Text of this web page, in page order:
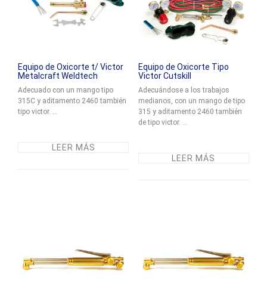
Equipo de Oxicorte t/ Victor
Metalcraft Weldtech
Adecuado con un mango tipo
315C y aditamento 2460 también
tipo victor. ...
LEER MÁS
Equipo de Oxicorte Tipo
Victor Cutskill
Adecuándose a los trabajos
medianos, con un mango de tipo
315 y aditamento 2460 también
de tipo victor. ...
LEER MÁS